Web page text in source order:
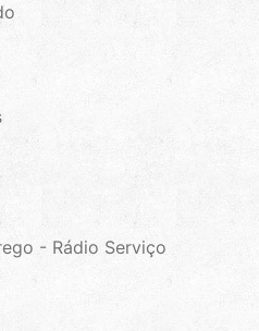
- Rádio Serviço